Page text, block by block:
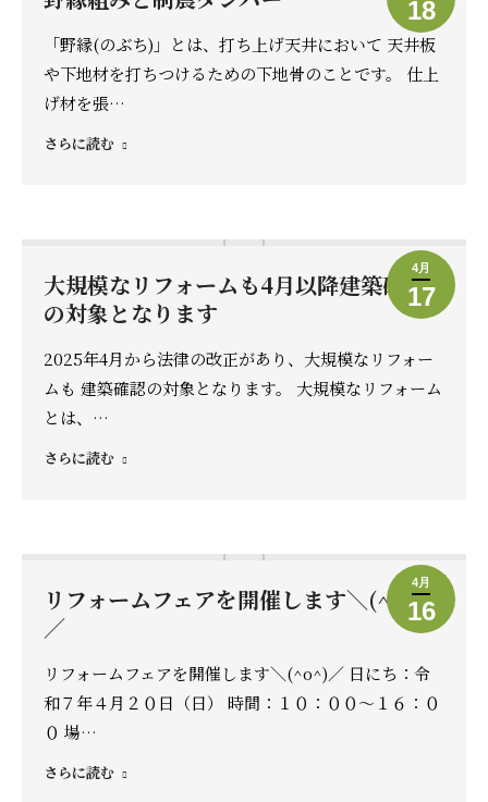
18
「野縁(のぶち)」とは、打ち上げ天井において 天井板
や下地材を打ちつけるための下地骨のことです。 仕上
げ材を張…
さらに読む
4月
17
大規模なリフォームも4月以降建築確認
の対象となります
2025年4月から法律の改正があり、大規模なリフォー
ムも 建築確認の対象となります。 大規模なリフォーム
とは、…
さらに読む
4月
16
リフォームフェアを開催します＼(^o^)
／
リフォームフェアを開催します＼(^o^)／ 日にち：令
和７年４月２０日（日） 時間：１０：００～１６：０
０ 場…
さらに読む